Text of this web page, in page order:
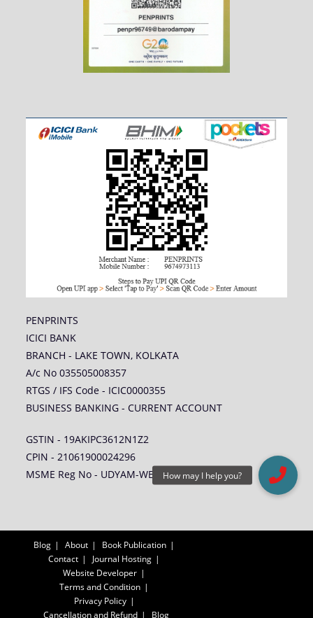
PENPRINTS
ICICI BANK
BRANCH - LAKE TOWN, KOLKATA
A/c No 035505008357
RTGS / IFS Code - ICIC0000355
BUSINESS BANKING - CURRENT ACCOUNT
GSTIN - 19AKIPC3612N1Z2
CPIN - 21061900024296
MSME Reg No - UDYAM-WB-14-0005578
Blog About
Book Publication
Contact
Journal Hosting
Website Developer
Terms and Condition
Privacy Policy
Cancellation and Refund
Blog